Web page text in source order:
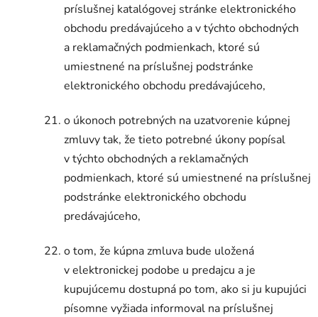
príslušnej katalógovej stránke elektronického
obchodu predávajúceho a v týchto obchodných
a reklamačných podmienkach, ktoré sú
umiestnené na príslušnej podstránke
elektronického obchodu predávajúceho,
o úkonoch potrebných na uzatvorenie kúpnej
zmluvy tak, že tieto potrebné úkony popísal
v týchto obchodných a reklamačných
podmienkach, ktoré sú umiestnené na príslušnej
podstránke elektronického obchodu
predávajúceho,
o tom, že kúpna zmluva bude uložená
v elektronickej podobe u predajcu a je
kupujúcemu dostupná po tom, ako si ju kupujúci
písomne vyžiada informoval na príslušnej